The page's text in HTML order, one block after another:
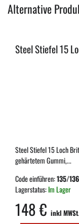
Alternative
Steel Stiefel 15
Steel Stiefel 15 Loch
gehärtetem Gummi,...
Code einführen:135/
Lagerstatus:Im Lager
148 € inkl